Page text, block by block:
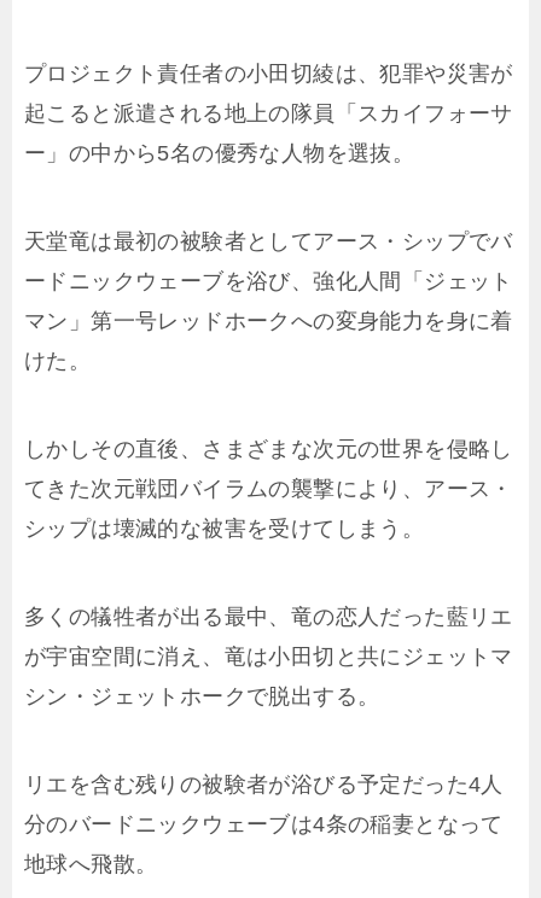
プロジェクト責任者の小田切綾は、犯罪や災害が
起こると派遣される地上の隊員「スカイフォーサ
ー」の中から5名の優秀な人物を選抜。
天堂竜は最初の被験者としてアース・シップでバ
ードニックウェーブを浴び、強化人間「ジェット
マン」第一号レッドホークへの変身能力を身に着
けた。
しかしその直後、さまざまな次元の世界を侵略し
てきた次元戦団バイラムの襲撃により、アース・
シップは壊滅的な被害を受けてしまう。
多くの犠牲者が出る最中、竜の恋人だった藍リエ
が宇宙空間に消え、竜は小田切と共にジェットマ
シン・ジェットホークで脱出する。
リエを含む残りの被験者が浴びる予定だった4人
分のバードニックウェーブは4条の稲妻となって
地球へ飛散。